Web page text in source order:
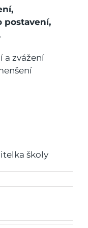
postavení,
a zvážení
školy